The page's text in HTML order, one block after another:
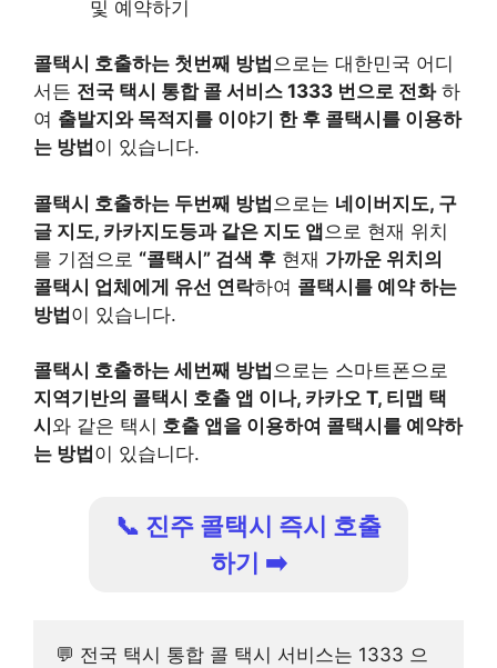
및 예약하기
콜택시 호출하는 첫번째 방법 으로는 대한민국 어디
서든 전국 택시 통합 콜 서비스 1333 번으로 전화하
여 출발지와 목적지를 이야기 한 후 콜택시를 이용하
는 방법 이 있습니다.
콜택시 호출하는 두번째 방법 으로는 네이버지도, 구
글 지도, 카카지도등과 같은 지도 앱으로 현재 위치
를 기점으로 “콜택시” 검색 후 현재 가까운 위치의
콜택시 업체에게 유선 연락하여 콜택시를 예약 하는
방법이 있습니다.
콜택시 호출하는 세번째 방법 으로는 스마트폰으로
지역기반의 콜택시 호출 앱 이나, 카카오 T, 티맵 택
시 와 같은 택시 호출 앱을 이용하여 콜택시를 예약하
는 방법 이 있습니다.
📞 진주 콜택시 즉시 호출
하기 ➡️
💬 전국 택시 통합 콜 택시 서비스는 1333 으